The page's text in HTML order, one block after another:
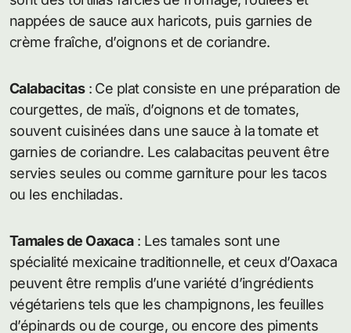
nappées de sauce aux haricots, puis garnies de
crème fraîche, d’oignons et de coriandre.
Calabacitas: Ce plat consiste en une préparation de
courgettes, de maïs, d’oignons et de tomates,
souvent cuisinées dans une sauce à la tomate et
garnies de coriandre. Les calabacitas peuvent être
servies seules ou comme garniture pour les tacos
ou les enchiladas.
Tamales de Oaxaca: Les tamales sont une
spécialité mexicaine traditionnelle, et ceux d’Oaxaca
peuvent être remplis d’une variété d’ingrédients
végétariens tels que les champignons, les feuilles
d’épinards ou de courge, ou encore des piments